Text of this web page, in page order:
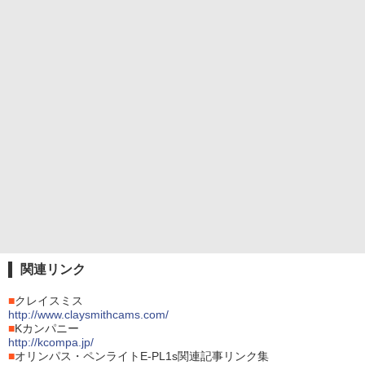
関連リンク
■クレイスミス
http://www.claysmithcams.com/
■Kカンパニー
http://kcompa.jp/
■オリンパス・ペンライトE-PL1s関連記事リンク集